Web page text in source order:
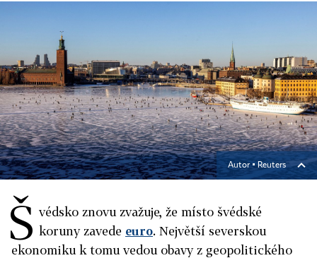
Autor ▪Reuters
Š védsko znovu zvažuje, že místo švédské
koruny zavede euro. Největší severskou
ekonomiku k tomu vedou obavy z geopolitického